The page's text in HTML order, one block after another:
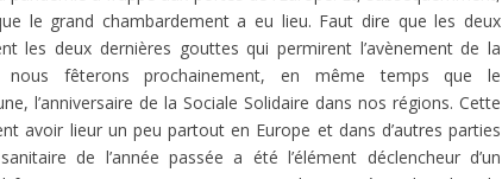
le grand chambardement a eu lieu. Faut dire que les deux
les deux dernières gouttes qui permirent l’avènement de la
nous fêterons prochainement, en même temps que le
l’anniversaire de la Sociale Solidaire dans nos régions. Cette
avoir lieur un peu partout en Europe et dans d’autres parties
de l’année passée a été l’élément déclencheur d’un